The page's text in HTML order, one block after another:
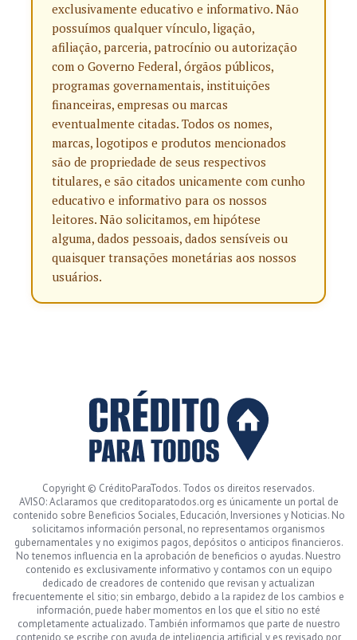
exclusivamente educativo e informativo. Não
possuímos qualquer vínculo, ligação,
afiliação, parceria, patrocínio ou autorização
com o Governo Federal, órgãos públicos,
programas governamentais, instituições
financeiras, empresas ou marcas
eventualmente citadas. Todos os nomes,
marcas, logotipos e produtos mencionados
são de propriedade de seus respectivos
titulares, e são citados unicamente com cunho
educativo e informativo para os nossos
leitores. Não solicitamos, em hipótese
alguma, dados pessoais, dados sensíveis ou
quaisquer transações monetárias aos nossos
usuários.
Copyright © CréditoParaTodos. Todos os direitos reservados.
AVISO: Aclaramos que creditoparatodos.org es únicamente un portal de
contenido sobre Beneficios Sociales, Educación, Inversiones y Noticias. No
solicitamos información personal, no representamos organismos
gubernamentales y no exigimos pagos, depósitos o anticipos financieros.
No tenemos influencia en la aprobación de beneficios o ayudas. Nuestro
contenido es exclusivamente informativo y contamos con un equipo
dedicado de creadores de contenido que revisan y actualizan
frecuentemente el sitio; sin embargo, debido a la rapidez de los cambios e
información, puede haber momentos en los que el sitio no esté
completamente actualizado. También informamos que parte de nuestro
contenido se escribe con ayuda de inteligencia artificial y es revisado por